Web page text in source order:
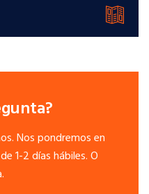
Nos pondremos en
1-2 días hábiles. O